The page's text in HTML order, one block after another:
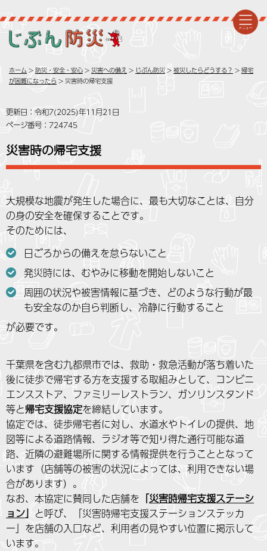
ホーム>防災・安全・安心>災害への備え> じぶん防災>被災したらどうする？ >帰宅
が困難になったら > 災害時の帰宅支援
更新日：令和7(2025)年11月21日
ページ番号：724745
災害時の帰宅支援
大規模な地震が発生した場合に、最も大切なことは、自分
の身の安全を確保することです。
そのためには、
日ごろからの備えを怠らないこと
発災時には、むやみに移動を開始しないこと
周囲の状況や被害情報に基づき、どのような行動が最
も安全なのか自ら判断し、冷静に行動すること
が必要です。
千葉県を含む九都県市では、救助・救急活動が落ち着いた
後に徒歩で帰宅する方を支援する取組みとして、コンビニ
エンスストア、ファミリーレストラン、ガソリンスタンド
等と帰宅支援協定を締結しています。
協定では、徒歩帰宅者に対し、水道水やトイレの提供、地
図等による道路情報、ラジオ等で知り得た通行可能な道
路、近隣の避難場所に関する情報提供を行うこととなって
います（店舗等の被害の状況によっては、利用できない場
合があります）。
なお、本協定に賛同した店舗を 「災害時帰宅支援ステーシ
ョン」 と呼び、「災害時帰宅支援ステーションステッカ
ー」を店舗の入口など、利用者の見やすい位置に掲示して
います。